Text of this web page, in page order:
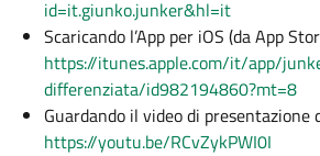
id=it.giunko.junker&hl=it
Scaricando l’App per iOS (da App
https://itunes.apple.com/it/app/
differenziata/id982194860?mt=8
Guardando il video di presentazione
https://youtu.be/RCvZykPWI0I